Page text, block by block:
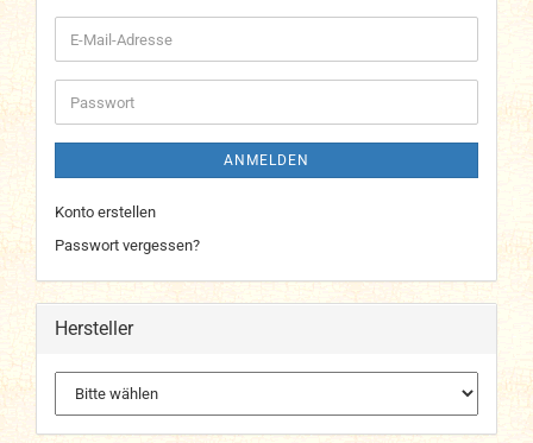
E-
Mail-
Adresse
Passwort
ANMELDEN
Konto erstellen
Passwort vergessen?
Hersteller